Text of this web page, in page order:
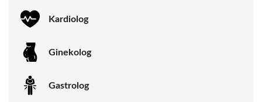
Kardiolog
Ginekolog
Gastrolog